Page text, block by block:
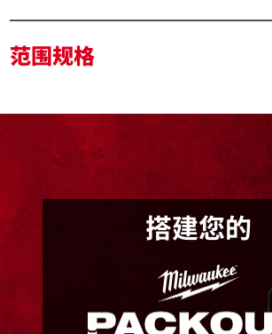
2 个大抽屉(3.6kg承重) 和 8个小抽屉
安装在一个加宽型或两个紧凑型壁挂板
可堆叠在标准尺寸PACKOUT工具箱
安全锁止横杆，锁止各个抽屉，确保运
范围规格
包装详情
搭建您的